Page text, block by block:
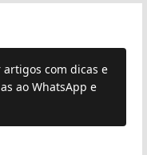
com dicas e
ao WhatsApp e